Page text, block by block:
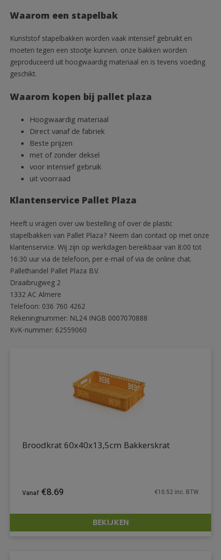
Waarom een stapelbak
Kunststof stapelbakken worden vaak intensief gebruikt en
moeten tegen een stootje kunnen. onze bakken worden
geproduceerd uit hoogwaardig materiaal en is tevens voeding
geschikt.
Waarom kopen bij pallet plaza
Hoogwaardig materiaal
Direct vanaf de fabriek
Beste prijzen
met of zonder deksel
voor intensief gebruik
uit voorraad
Klantenservice Pallet Plaza
Heeft u vragen over uw bestelling of over de plastic
stapelbakken van Pallet Plaza? Neem dan contact op met onze
klantenservice. Wij zijn op werkdagen bereikbaar van 8:00 tot
16:30 uur via de telefoon, per e-mail of via de online chat.
Pallethandel Pallet Plaza B.V.
Draaibrugweg 2
1332 AC Almere
Telefoon: 036 760 4262
Rekeningnummer: NL24 INGB 0007070888
KvK-nummer: 62559060
DETAILS
Broodkrat 60x40x13,5cm Bakkerskrat
€8.69 €10.52 inc. BTW
BEKIJKEN